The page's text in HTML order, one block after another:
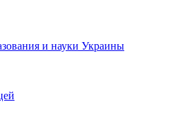
и науки Украины